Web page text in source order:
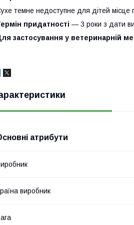
темне недоступне для дітей місце
придатності — 3 роки з дати
застосування у ветеринарній
атрибути
виробник